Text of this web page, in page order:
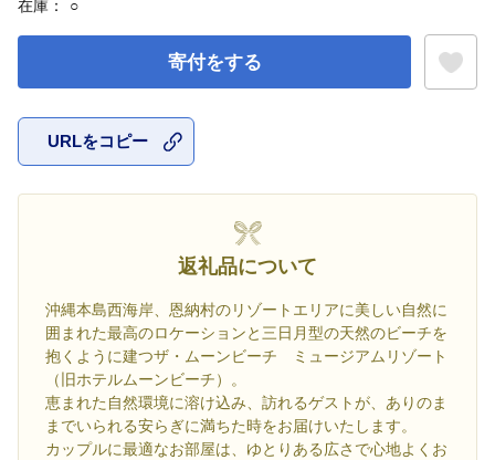
在庫： ○
寄付をする
URLをコピー
返礼品について
沖縄本島西海岸、恩納村のリゾートエリアに美しい自然に
囲まれた最高のロケーションと三日月型の天然のビーチを
抱くように建つザ・ムーンビーチ ミュージアムリゾート
（旧ホテルムーンビーチ）。
恵まれた自然環境に溶け込み、訪れるゲストが、ありのま
までいられる安らぎに満ちた時をお届けいたします。
カップルに最適なお部屋は、ゆとりある広さで心地よくお